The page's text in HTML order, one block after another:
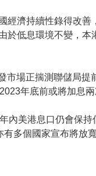
經濟持續性錄得改善
低息環境不變，本
場正揣測聯儲局提
年底前或將加息兩
內美港息口仍會保持
多個國家宣布將放